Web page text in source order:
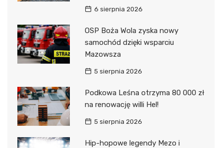
6 sierpnia 2026
OSP Boża Wola zyska nowy
samochód dzięki wsparciu
Mazowsza
5 sierpnia 2026
Podkowa Leśna otrzyma 80 000 zł
na renowację willi Hel!
5 sierpnia 2026
Hip-hopowe legendy Mezo i